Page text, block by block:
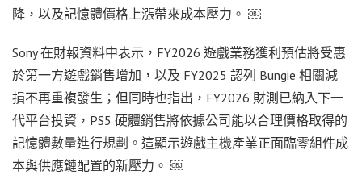
降，以及記憶體價格上漲帶來成本壓力。 ￼
Sony 在財報資料中表示，FY2026 遊戲業務獲利預估將受惠
於第一方遊戲銷售增加，以及 FY2025 認列 Bungie 相關減
損不再重複發生；但同時也指出，FY2026 財測已納入下一
代平台投資，PS5 硬體銷售將依據公司能以合理價格取得的
記憶體數量進行規劃。這顯示遊戲主機產業正面臨零組件成
本與供應鏈配置的新壓力。 ￼